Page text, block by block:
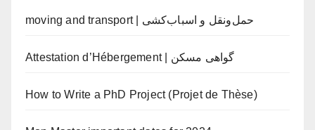
moving and transport | حمل‌ونقل و اسباب‌کشی
Attestation d’Hébergement | گواهی مسکن
How to Write a PhD Project (Projet de Thèse)